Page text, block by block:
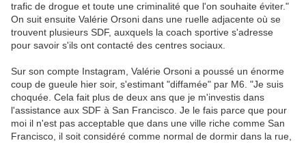
trafic de drogue et toute une criminalité que l'on souhaite éviter."
On suit ensuite Valérie Orsoni dans une ruelle adjacente où se
trouvent plusieurs SDF, auxquels la coach sportive s'adresse
pour savoir s'ils ont contacté des centres sociaux.
Sur son compte Instagram, Valérie Orsoni a poussé un énorme
coup de gueule hier soir, s'estimant "diffamée" par M6. "Je suis
choquée. Cela fait plus de deux ans que je m'investis dans
l'assistance aux SDF à San Francisco. Je le fais parce que pour
moi il n'est pas acceptable que dans une ville riche comme San
Francisco, il soit considéré comme normal de dormir dans la rue,